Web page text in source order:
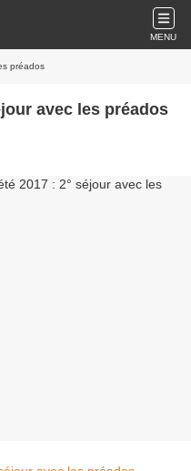
MENU
préados
été 2017 : 2° séjour avec les préados